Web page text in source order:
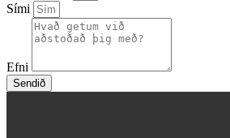
Sími
Efni
Sendið